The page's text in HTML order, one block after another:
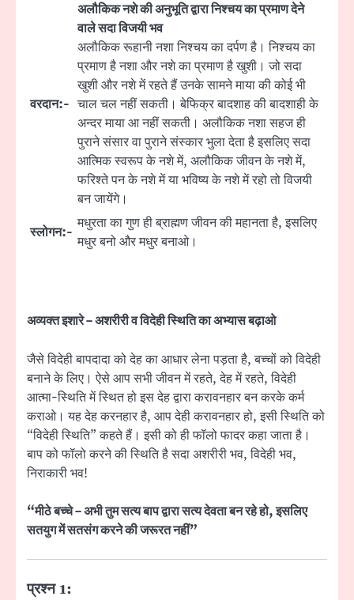
वरदान:-
अलौकिक नशे की अनुभूति द्वारा निश्चय का प्रमाण देने
वाले सदा विजयी भव
अलौकिक रूहानी नशा निश्चय का दर्पण है। निश्चय का
प्रमाण है नशा और नशे का प्रमाण है खुशी। जो सदा
खुशी और नशे में रहते हैं उनके सामने माया की कोई भी
चाल चल नहीं सकती। बेफिक्र बादशाह की बादशाही के
अन्दर माया आ नहीं सकती। अलौकिक नशा सहज ही
पुराने संसार वा पुराने संस्कार भुला देता है इसलिए सदा
आत्मिक स्वरूप के नशे में, अलौकिक जीवन के नशे में,
फरिश्ते पन के नशे में या भविष्य के नशे में रहो तो विजयी
बन जायेंगे।
स्लोगन:-
मधुरता का गुण ही ब्राह्मण जीवन की महानता है, इसलिए
मधुर बनो और मधुर बनाओ।
अव्यक्त इशारे – अशरीरी व विदेही स्थिति का अभ्यास बढ़ाओ
जैसे विदेही बापदादा को देह का आधार लेना पड़ता है, बच्चों को विदेही
बनाने के लिए। ऐसे आप सभी जीवन में रहते, देह में रहते, विदेही
आत्मा-स्थिति में स्थित हो इस देह द्वारा करावनहार बन करके कर्म
कराओ। यह देह करनहार है, आप देही करावनहार हो, इसी स्थिति को
“विदेही स्थिति” कहते हैं। इसी को ही फॉलो फादर कहा जाता है।
बाप को फॉलो करने की स्थिति है सदा अशरीरी भव, विदेही भव,
निराकारी भव!
“मीठे बच्चे – अभी तुम सत्य बाप द्वारा सत्य देवता बन रहे हो, इसलिए
सतयुग में सतसंग करने की जरूरत नहीं”
प्रश्न 1: